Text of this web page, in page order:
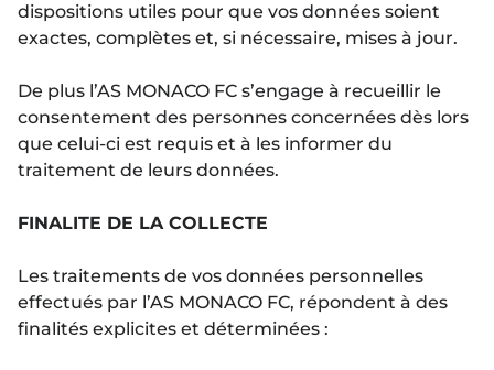
dispositions utiles pour que vos données soient
exactes, complètes et, si nécessaire, mises à jour.
De plus l’AS MONACO FC s’engage à recueillir le
consentement des personnes concernées dès lors
que celui-ci est requis et à les informer du
traitement de leurs données.
FINALITE DE LA COLLECTE
Les traitements de vos données personnelles
effectués par l’AS MONACO FC, répondent à des
finalités explicites et déterminées :